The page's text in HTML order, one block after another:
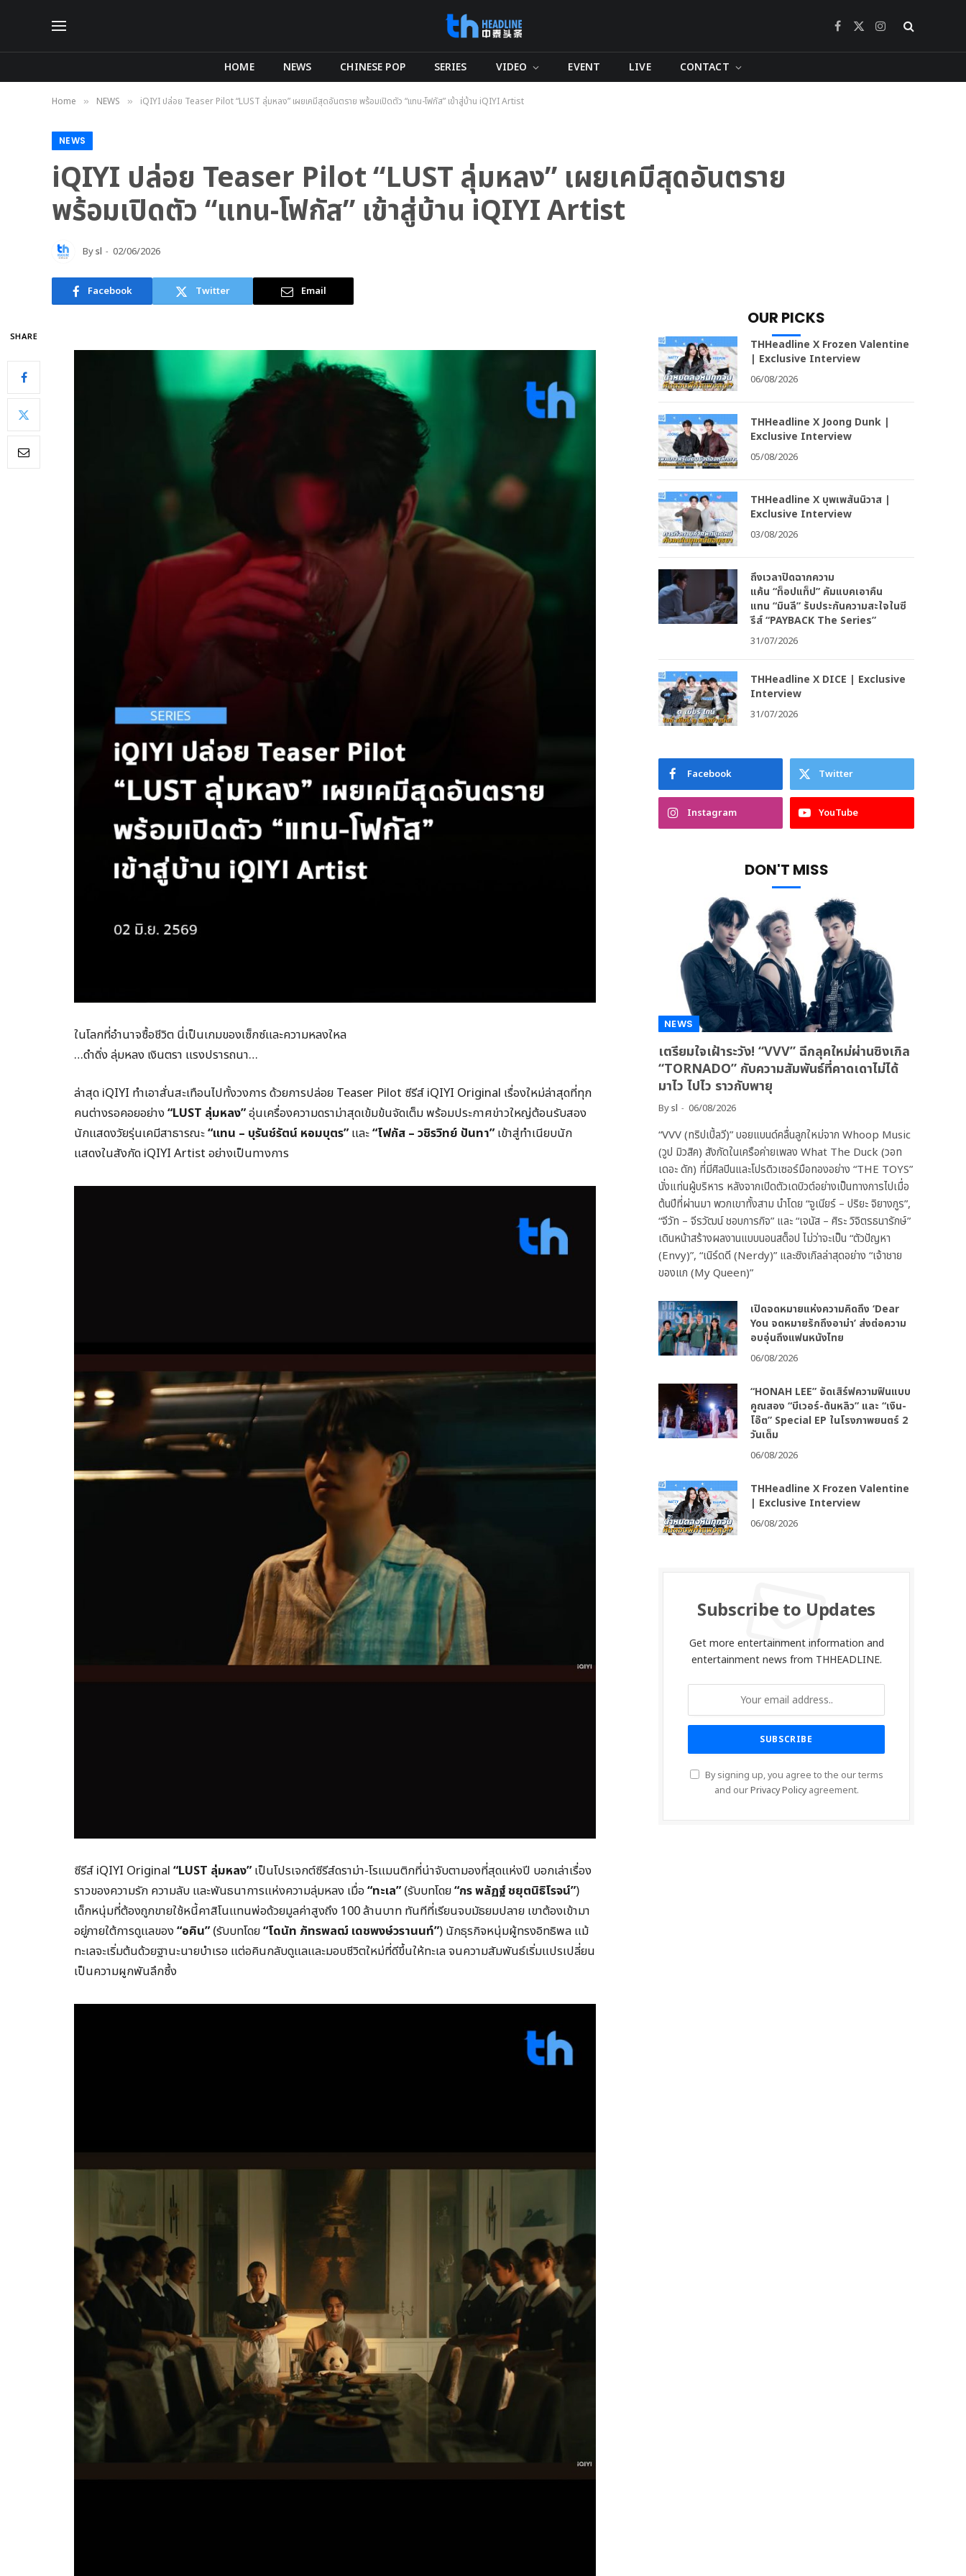
Facebook
X
Instagram
HOME NEWS CHINESE POP SERIES VIDEO EVENT LIVE CONTACT
Home » NEWS » iQIYI ปล่อย Teaser Pilot “LUST ลุ่มหลง” เผยเคมีสุดอันตราย พร้อมเปิดตัว “แทน-โฟกัส” เข้าสู่บ้าน iQIYI Artist
NEWS
iQIYI ปล่อย Teaser Pilot “LUST ลุ่มหลง” เผยเคมีสุดอันตราย
พร้อมเปิดตัว “แทน-โฟกัส” เข้าสู่บ้าน iQIYI Artist
Bysl 02/06/2026
Facebook Twitter Email
SHARE
ในโลกที่อำนาจซื้อชีวิต นี่เป็นเกมของเซ็กซ์และความหลงใหล
…ดำดิ่ง ลุ่มหลง เงินตรา แรงปรารถนา…
ล่าสุด iQIYI ทำเอาสั่นสะเทือนไปทั้งวงการ ด้วยการปล่อย Teaser Pilot ซีรีส์ iQIYI Original เรื่องใหม่ล่าสุดที่ทุก
คนต่างรอคอยอย่าง“LUST ลุ่มหลง”อุ่นเครื่องความดราม่าสุดเข้มข้นจัดเต็ม พร้อมประกาศข่าวใหญ่ต้อนรับสอง
นักแสดงวัยรุ่นเคมีสาธารณะ“แทน – บุรันช์รัตน์ หอมบุตร” และ“โฟกัส – วชิรวิทย์ ปันทา” เข้าสู่ทำเนียบนัก
แสดงในสังกัด iQIYI Artist อย่างเป็นทางการ
ซีรีส์ iQIYI Original “LUST ลุ่มหลง” เป็นโปรเจกต์ซีรีส์ดราม่า-โรแมนติกที่น่าจับตามองที่สุดแห่งปี บอกเล่าเรื่อง
ราวของความรัก ความลับ และพันธนาการแห่งความลุ่มหลง เมื่อ“ทะเล” (รับบทโดย“กร พลัฏฐ์ ชยุตนิธิโรจน์”)
เด็กหนุ่มที่ต้องถูกขายใช้หนี้คาสิโนแทนพ่อด้วยมูลค่าสูงถึง 100 ล้านบาท ทันทีที่เรียนจบมัธยมปลาย เขาต้องเข้ามา
อยู่ภายใต้การดูแลของ“อคิน” (รับบทโดย“โดนัท ภัทรพลฒ์ เดชพงษ์วรานนท์”) นักธุรกิจหนุ่มผู้ทรงอิทธิพล แม้
ทะเลจะเริ่มต้นด้วยฐานะนายบำเรอ แต่อคินกลับดูแลและมอบชีวิตใหม่ที่ดีขึ้นให้ทะเล จนความสัมพันธ์เริ่มแปรเปลี่ยน
เป็นความผูกพันลึกซึ้ง
OUR PICKS
THHeadline X Frozen Valentine
| Exclusive Interview
06/08/2026
THHeadline X Joong Dunk |
Exclusive Interview
05/08/2026
THHeadline X บุพเพสันนิวาส |
Exclusive Interview
03/08/2026
ถึงเวลาปิดฉากความ
แค้น “ท็อปแท็ป” คัมแบคเอาคืน
แทน “มินลี” รับประกันความสะใจในซี
รีส์ “PAYBACK The Series”
31/07/2026
THHeadline X DICE | Exclusive
Interview
31/07/2026
Facebook Twitter
Instagram YouTube
DON'T MISS
NEWS
เตรียมใจเฝ้าระวัง! “VVV” ฉีกลุคใหม่ผ่านซิงเกิล
“TORNADO” กับความสัมพันธ์ที่คาดเดาไม่ได้
มาไว ไปไว ราวกับพายุ
Bysl 06/08/2026
“VVV (ทริปเปิ้ลวี)” บอยแบนด์คลื่นลูกใหม่จาก Whoop Music
(วูป มิวสิค) สังกัดในเครือค่ายเพลง What The Duck (วอท
เดอะ ดัก) ที่มีศิลปินและโปรดิวเซอร์มือทองอย่าง “THE TOYS”
นั่งแท่นผู้บริหาร หลังจากเปิดตัวเดบิวต์อย่างเป็นทางการไปเมื่อ
ต้นปีที่ผ่านมา พวกเขาทั้งสาม นำโดย “จูเนียร์ – ปริยะ จิยางกูร”,
“จีวัท – จีรวัฒน์ ชอบการกิจ” และ “เจนัส – ศิระ วิจิตรธนารักษ์”
เดินหน้าสร้างผลงานแบบนอนสต็อป ไม่ว่าจะเป็น “ตัวปัญหา
(Envy)”, “เนิร์ดดี (Nerdy)” และซิงเกิลล่าสุดอย่าง “เจ้าชาย
ของแก (My Queen)”
เปิดจดหมายแห่งความคิดถึง ‘Dear
You จดหมายรักถึงอาม่า’ ส่งต่อความ
อบอุ่นถึงแฟนหนังไทย
06/08/2026
“HONAH LEE” จัดเสิร์ฟความฟินแบบ
คูณสอง “บีเวอร์-ต้นหลิว” และ “เงิน-
โอ๊ต” Special EP ในโรงภาพยนตร์ 2
วันเต็ม
06/08/2026
THHeadline X Frozen Valentine
| Exclusive Interview
06/08/2026
Subscribe to Updates
Get more entertainment information and
entertainment news from THHEADLINE.
By signing up, you agree to the our terms
and ourPrivacy Policyagreement.